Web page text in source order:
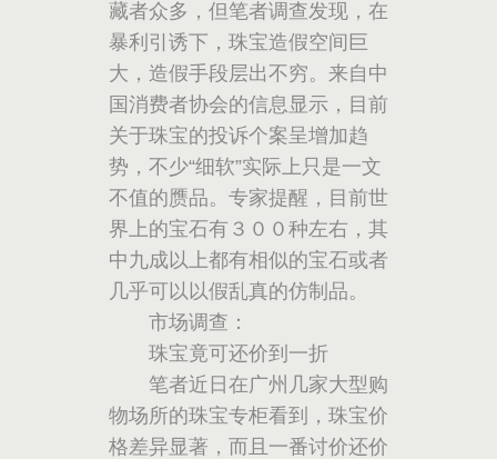
藏者众多，但笔者调查发现，在
暴利引诱下，珠宝造假空间巨
大，造假手段层出不穷。来自中
国消费者协会的信息显示，目前
关于珠宝的投诉个案呈增加趋
势，不少“细软”实际上只是一文
不值的赝品。专家提醒，目前世
界上的宝石有３００种左右，其
中九成以上都有相似的宝石或者
几乎可以以假乱真的仿制品。
市场调查：
珠宝竟可还价到一折
笔者近日在广州几家大型购
物场所的珠宝专柜看到，珠宝价
格差异显著，而且一番讨价还价